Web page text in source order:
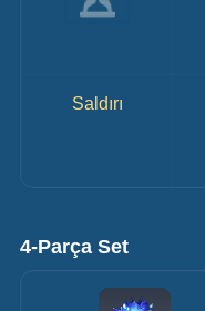
Saldırı
4-Parça Set